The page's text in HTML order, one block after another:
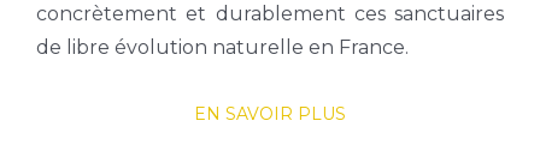
concrètement et durablement ces sanctuaires
de libre évolution naturelle en France.
EN SAVOIR PLUS